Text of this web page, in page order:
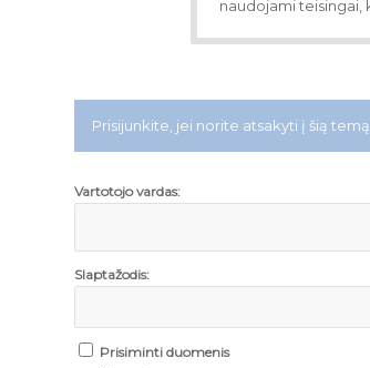
naudojami teisingai,
Prisijunkite, jei norite atsakyti į šią
Vartotojo vardas:
Slaptažodis:
Prisiminti duomenis